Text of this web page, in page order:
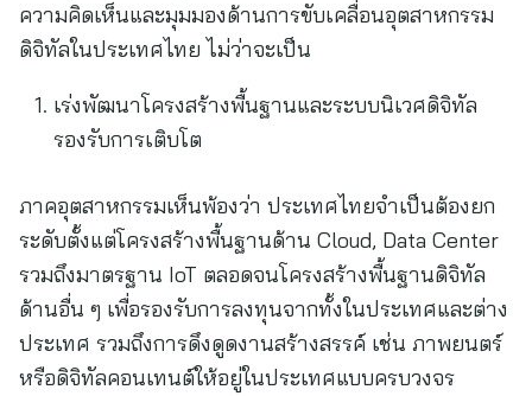
ความคิดเห็นและมุมมองด้านการขับเคลื่อนอุตสาหกรรม
ดิจิทัลในประเทศไทย ไม่ว่าจะเป็น
เร่งพัฒนาโครงสร้างพื้นฐานและระบบนิเวศดิจิทัล
รองรับการเติบโต
ภาคอุตสาหกรรมเห็นพ้องว่า ประเทศไทยจำเป็นต้องยก
ระดับตั้งแต่โครงสร้างพื้นฐานด้าน Cloud, Data Center
รวมถึงมาตรฐาน IoT ตลอดจนโครงสร้างพื้นฐานดิจิทัล
ด้านอื่น ๆ เพื่อรองรับการลงทุนจากทั้งในประเทศและต่าง
ประเทศ รวมถึงการดึงดูดงานสร้างสรรค์ เช่น ภาพยนตร์
หรือดิจิทัลคอนเทนต์ให้อยู่ในประเทศแบบครบวงจร